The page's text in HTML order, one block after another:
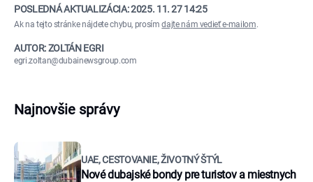
POSLEDNÁ AKTUALIZÁCIA:2025. 11. 27 14:25
Ak na tejto stránke nájdete chybu, prosímdajte nám vedieť e-mailom.
AUTOR: ZOLTÁN EGRI
egri.zoltan@dubainewsgroup.com
Najnovšie správy
UAE, CESTOVANIE, ŽIVOTNÝ ŠTÝL
Nové dubajské bondy pre turistov a miestnych